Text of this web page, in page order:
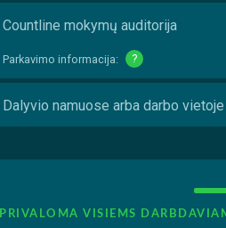
Countline mokymų auditorija
Parkavimo informacija: ?
Dalyvio namuose arba darbo vietoje
PRIVALOMA VISIEMS